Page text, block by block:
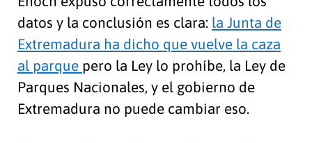
datos y la conclusión es clara: la Junta de
Extremadura ha dicho que vuelve la caza
al parque pero la Ley lo prohíbe, la Ley de
Parques Nacionales, y el gobierno de
Extremadura no puede cambiar eso.